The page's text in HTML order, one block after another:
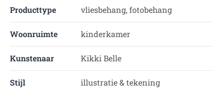
Producttype vliesbehang, fotobehang
Woonruimte kinderkamer
Kunstenaar Kikki Belle
Stijl illustratie & tekening